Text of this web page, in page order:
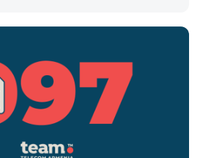
ֆրի 097» սակագնային
համաձայնվելով
կայքում զետեղված դրա
հրապարակային օֆերտային։
«Բի ֆրի 097» հատո